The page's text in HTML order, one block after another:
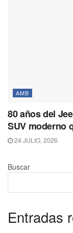
AMB
80 años del
SUV moderno
24 JULIO, 2026
Buscar
Entradas